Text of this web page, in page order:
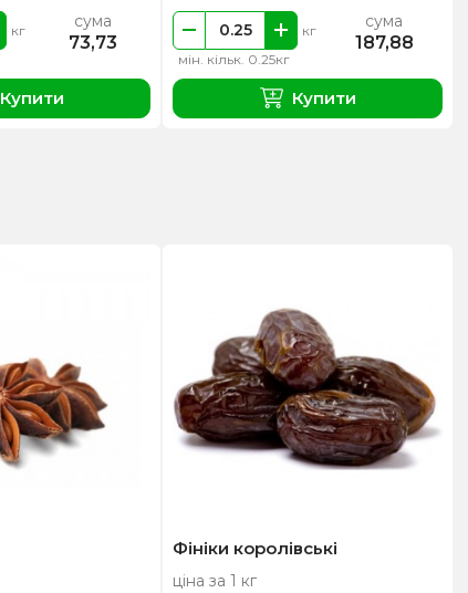
кг сума
73,73
Купити
мін. кільк. 0.25кг
кг сума
187,88
Купити
Фініки королівські
ціна за 1 кг